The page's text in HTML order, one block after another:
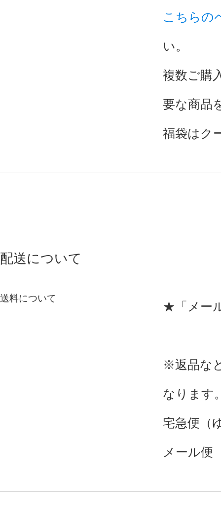
こちらの
い。
複数ご購
要な商品
福袋はク
配送について
送料について
★「メー
※返品な
なります
宅急便（
メール便